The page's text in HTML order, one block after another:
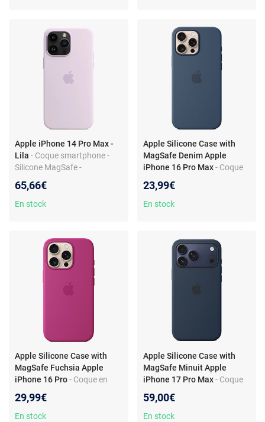
Apple iPhone 14 Pro Max -
Lila - Coque smartphone -
Silicone MagSafe -
Design élégant
65,66€
En stock
Apple Silicone Case with
MagSafe Denim Apple
iPhone 16 Pro Max - Coque
pour Apple iPhone 16 Pro
Max
23,99€
En stock
Apple Silicone Case with
MagSafe Fuchsia Apple
iPhone 16 Pro- Coque en
Apple iPhone 16 Pro
29,99€
En stock
Apple Silicone Case with
MagSafe Minuit Apple
iPhone 17 Pro Max - Coque
pour Apple iPhone 17 Pro
Max
59,00€
En stock